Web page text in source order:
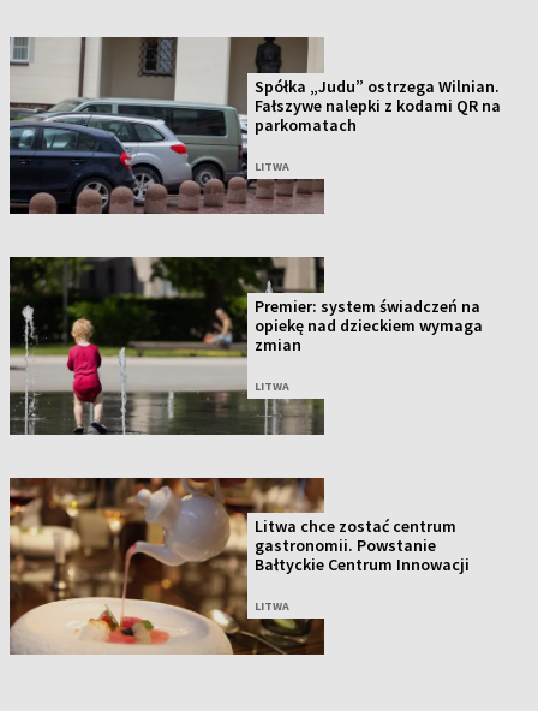
Spółka „Judu” ostrzega Wilnian.
Fałszywe nalepki z kodami QR na
parkomatach
LITWA
Premier: system świadczeń na
opiekę nad dzieckiem wymaga
zmian
LITWA
Litwa chce zostać centrum
gastronomii. Powstanie
Bałtyckie Centrum Innowacji
LITWA